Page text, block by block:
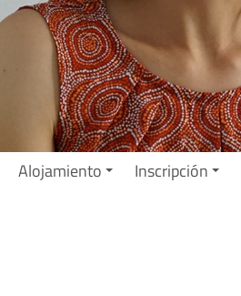
Alojamiento Inscripción